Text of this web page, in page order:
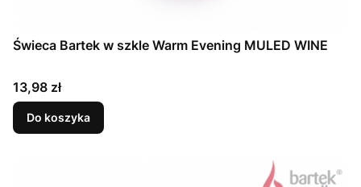
Świeca Bartek w szkle Warm Evening MULED WINE
Cena
13,98 zł
Do koszyka